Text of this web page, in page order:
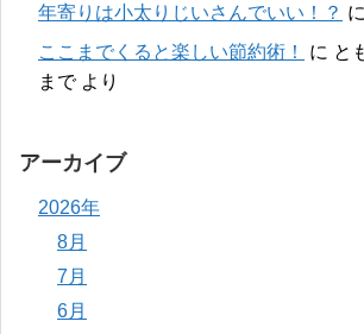
年寄りは小太りじいさんでいい！？ に
ここまでくると楽しい節約術！
に と
までより
アーカイブ
2026年
8月
7月
6月